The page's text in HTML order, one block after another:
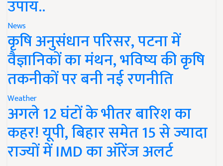
उपाय..
News
कृषि अनुसंधान परिसर, पटना में
वैज्ञानिकों का मंथन, भविष्य की कृषि
तकनीकों पर बनी नई रणनीति
Weather
अगले 12 घंटों के भीतर बारिश का
कहर! यूपी, बिहार समेत 15 से ज्यादा
राज्यों में IMD का ऑरेंज अलर्ट